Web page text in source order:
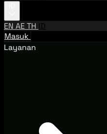
EN AETH ID
Masuk
Layanan